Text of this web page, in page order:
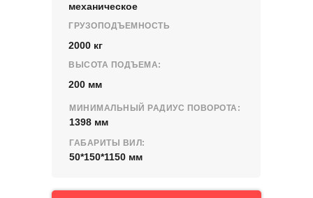
механическое
ВЫСОТА ПОДЪЕМА:
200 мм
ГРУЗОПОДЪЕМНОСТЬ
2000 кг
МИНИМАЛЬНЫЙ РАДИУС ПОВОРОТА:
1398 мм
ГАБАРИТЫ ВИЛ:
50*150*1150 мм